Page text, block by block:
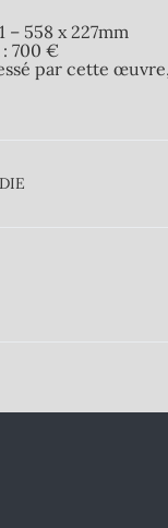
558 x 227mm
700 €
par cette œuvre,